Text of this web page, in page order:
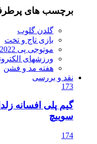
برچسب های
گلدن گلوب
بازی تاج و تخت
موتوجی پی 2022
ورزشهای
هفته مد و فشن
نقد و بررسی
173
گیم پلی افسانه
سوییچ
174